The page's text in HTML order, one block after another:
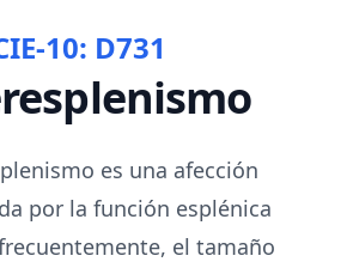
10: D731
es una afección
por la función esplénica
el tamaño